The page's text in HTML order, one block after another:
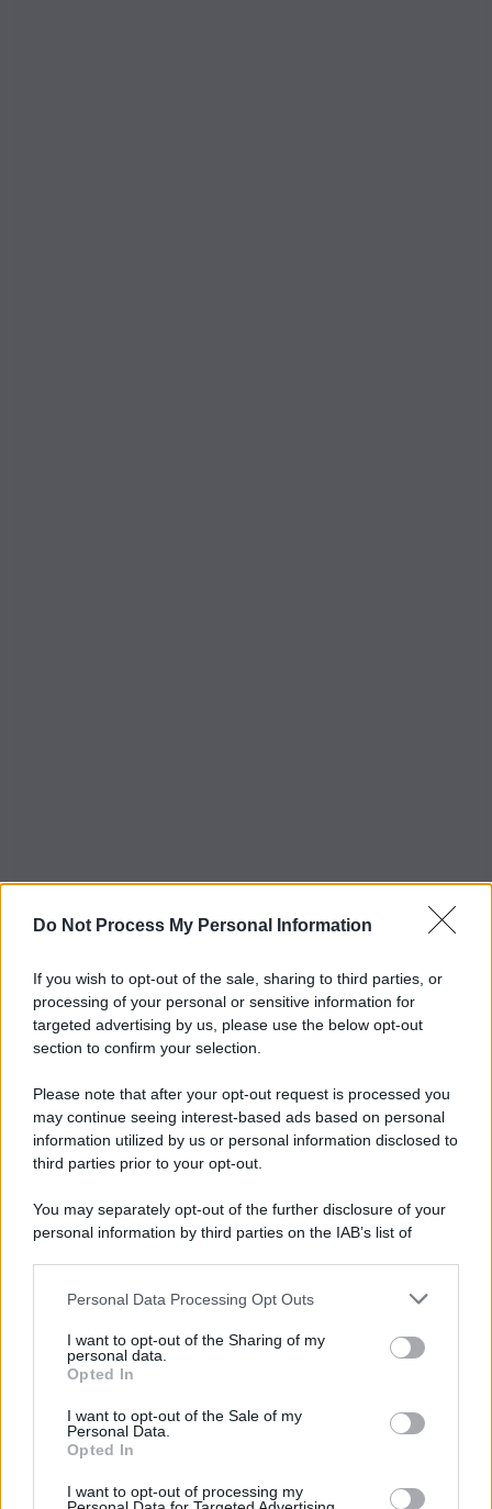
Do Not Process My Personal Information
If you wish to opt-out of the sale, sharing to third parties, or
processing of your personal or sensitive information for
targeted advertising by us, please use the below opt-out
section to confirm your selection.
Please note that after your opt-out request is processed you
may continue seeing interest-based ads based on personal
information utilized by us or personal information disclosed to
third parties prior to your opt-out.
You may separately opt-out of the further disclosure of your
personal information by third parties on the IAB’s list of
This information may also be disclosed by us to third parties
disclose it to other third parties.
Personal Data Processing Opt Outs
I want to opt-out of the Sharing of my
personal data.
Opted In
I want to opt-out of the Sale of my
Personal Data.
Opted In
I want to opt-out of processing my